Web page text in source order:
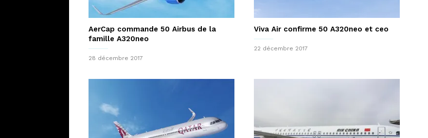
AerCap commande 50 Airbus de la
famille A320neo
28 décembre 2017
Viva Air confirme 50 A320neo et ceo
22 décembre 2017